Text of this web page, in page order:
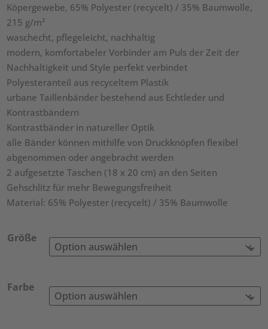
Köpergewebe, 65% Polyester (recycelt) / 35% Baumwolle,
215 g/m²
waschecht, pflegeleicht, nachhaltig
modern, komfortabeler Vorbinder am Puls der Zeit der
Nachhaltigkeit und Style perfekt verbindet
Polyesteranteil aus recyceltem Plastik
urbane Taillenbänder bestehend aus Echtleder und
Kontrastbändern
Kontrastbänder in natureller Optik
alle Bänder können mithilfe von Druckknöpfen flexibel
abgenommen oder angebracht werden
2 aufgesetzte Taschen (18 x 20 cm) an den Seiten
Gehschlitz für mehr Bewegungsfreiheit
Material: 65% Polyester (recycelt) / 35% Baumwolle
Größe
Farbe